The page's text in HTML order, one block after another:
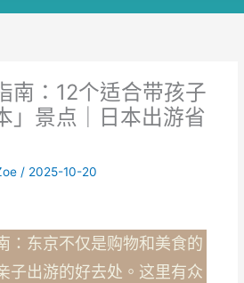
南：12个适合带孩子
」景点｜日本出游省
/ 2025-10-20
：东京不仅是购物和美食的
子出游的好去处。这里有众